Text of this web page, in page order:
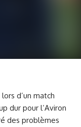
d’un match
dur pour l’Aviron
des problèmes